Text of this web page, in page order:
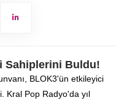
Sahiplerini Buldu!
BLOK3'ün etkileyici
Kral Pop Radyo'da yıl